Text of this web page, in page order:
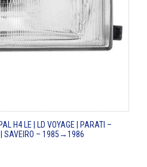
H4 LE | LD VOYAGE | PARATI –
| SAVEIRO – 1985→1986